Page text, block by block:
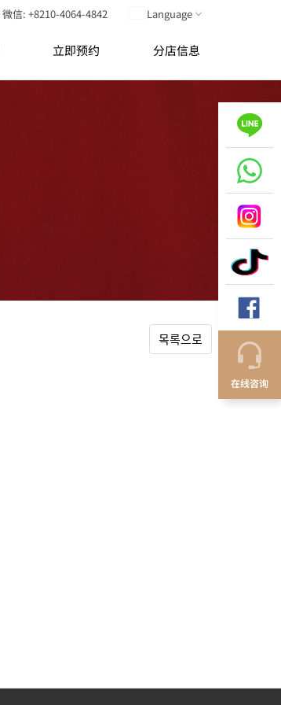
微信: +8210-4064-4842 Language
立即预约 分店信息
목록으로
在线咨询